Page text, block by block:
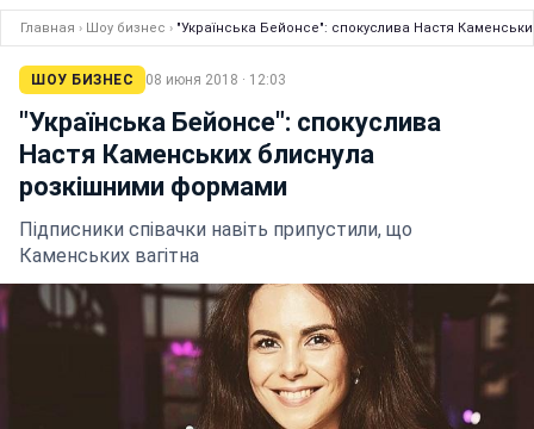
Главная › Шоу бизнес › "Українська Бейонсе": спокуслива Настя
ШОУ БИЗНЕС 08 июня 2018 · 12:03
"Українська Бейонсе": спокуслива
Настя Каменських блиснула
розкішними формами
Підписники співачки навіть припустили, що
Каменських вагітна